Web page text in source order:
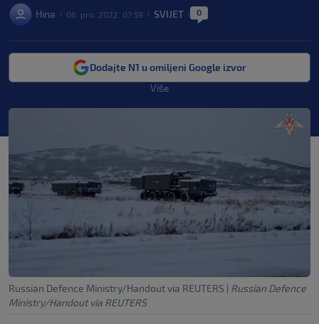
Hina 06. pro. 2022. 07:59 SVIJET 0
Dodajte N1 u omiljeni Google izvor
Više
Russian Defence Ministry/Handout via REUTERS | Russian Defence
Ministry/Handout via REUTERS